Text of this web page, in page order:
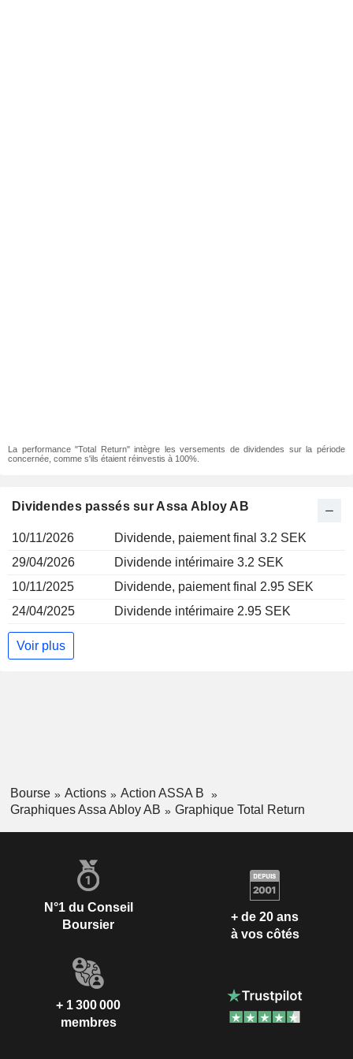
La performance "Total Return" intègre les versements de dividendes sur la période
concernée, comme s'ils étaient réinvestis à 100%.
Dividendes passés sur Assa Abloy AB
10/11/2026
Dividende, paiement final 3.2 SEK
29/04/2026
Dividende intérimaire 3.2 SEK
10/11/2025
Dividende, paiement final 2.95 SEK
24/04/2025
Dividende intérimaire 2.95 SEK
Voir plus
Bourse Actions
Action ASSA B
Graphiques Assa Abloy AB
Graphique Total Return
N°1 du Conseil
Boursier
+ de 20 ans
à vos côtés
+ 1 300 000
membres